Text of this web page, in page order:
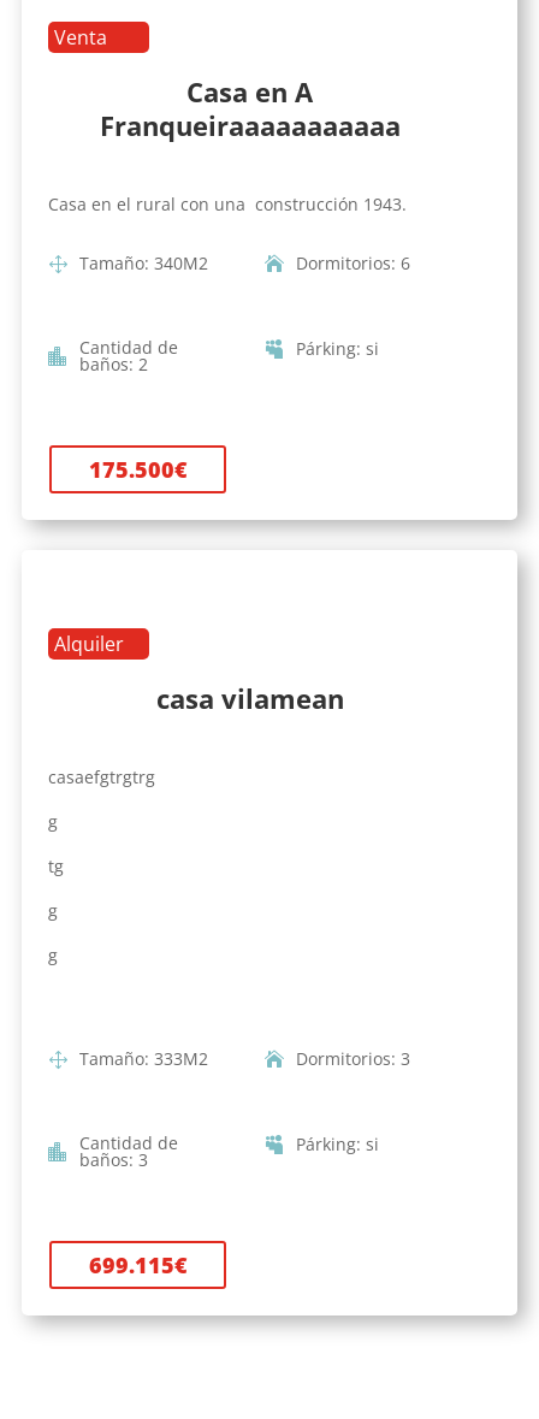
Venta
Casa en A
Franqueiraaaaaaaaaaa
Casa en el rural con una construcción 1943.
Tamaño: 340M2 Dormitorios: 6
Cantidad de
baños: 2
Párking: si
175.500€
Alquiler
casa vilamean
casaefgtrgtrg
g
tg
g
g
Tamaño: 333M2 Dormitorios: 3
Cantidad de
baños: 3
Párking: si
699.115€